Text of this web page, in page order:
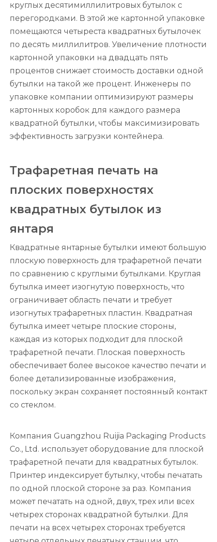
круглых десятимиллилитровых бутылок с
перегородками. В этой же картонной упаковке
помещаются четыреста квадратных бутылочек
по десять миллилитров. Увеличение плотности
картонной упаковки на двадцать пять
процентов снижает стоимость доставки одной
бутылки на такой же процент. Инженеры по
упаковке компании оптимизируют размеры
картонных коробок для каждого размера
квадратной бутылки, чтобы максимизировать
эффективность загрузки контейнера.
Трафаретная печать на
плоских поверхностях
квадратных бутылок из
янтаря
Квадратные янтарные бутылки имеют большую
плоскую поверхность для трафаретной печати
по сравнению с круглыми бутылками. Круглая
бутылка имеет изогнутую поверхность, что
ограничивает область печати и требует
изогнутых трафаретных пластин. Квадратная
бутылка имеет четыре плоские стороны,
каждая из которых подходит для плоской
трафаретной печати. Плоская поверхность
обеспечивает более высокое качество печати и
более детализированные изображения,
поскольку экран сохраняет постоянный контакт
со стеклом.
Компания Guangzhou Ruijia Packaging Products
Co., Ltd. использует оборудование для плоской
трафаретной печати для квадратных бутылок.
Принтер индексирует бутылку, чтобы печатать
по одной плоской стороне за раз. Компания
может печатать на одной, двух, трех или всех
четырех сторонах квадратной бутылки. Для
печати на всех четырех сторонах требуется